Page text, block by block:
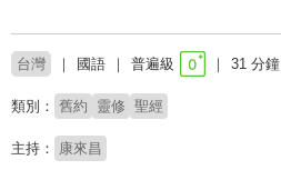
台灣 國語 普遍級 31 分鐘
類別： 舊約 靈修 聖經
主持： 康來昌